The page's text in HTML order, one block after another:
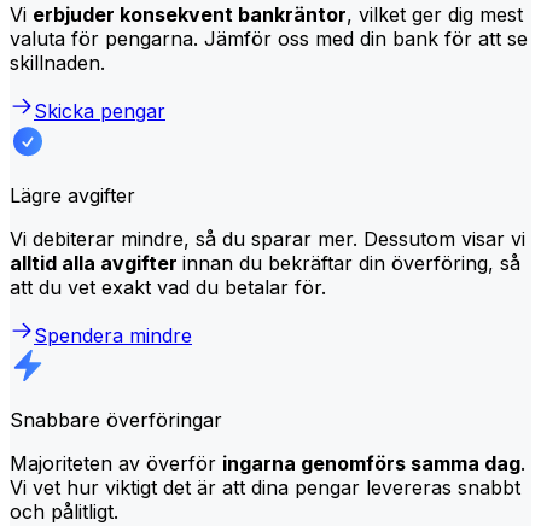
Vi erbjuder konsekvent bankräntor, vilket ger dig mest
valuta för pengarna. Jämför oss med din bank för att se
skillnaden.
Skicka pengar
Lägre avgifter
Vi debiterar mindre, så du sparar mer. Dessutom visar vi
alltid alla avgifter innan du bekräftar din överföring, så
att du vet exakt vad du betalar för.
Spendera mindre
Snabbare överföringar
Majoriteten av överför ingarna genomförs samma dag.
Vi vet hur viktigt det är att dina pengar levereras snabbt
och pålitligt.